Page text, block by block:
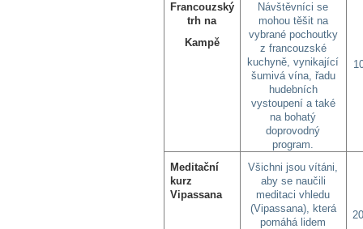
Francouzský
trh na
Kampě
Návštěvníci se
mohou těšit na
vybrané pochoutky
z francouzské
kuchyně, vynikající
šumivá vína, řadu
hudebních
vystoupení a také
na bohatý
doprovodný
program.
Meditační
kurz
Vipassana
Všichni jsou vítáni,
aby se naučili
meditaci vhledu
(Vipassana), která
pomáhá lidem